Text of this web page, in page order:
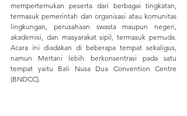
mempertemukan peserta dari berbagai tingkatan,
termasuk pemerintah dan organisasi atau komunitas
lingkungan, perusahaan swasta maupun negeri,
akademisi, dan masyarakat sipil, termasuk pemuda.
Acara ini diadakan di beberapa tempat sekaligus,
namun Mertani lebih berkonsentrasi pada satu
tempat yaitu Bali Nusa Dua Convention Centre
(BNDCC).